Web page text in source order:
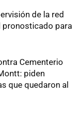
de la red
para
Cementerio
piden
que quedaron al